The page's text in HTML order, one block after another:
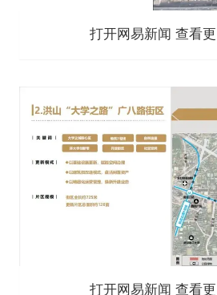
打开网易新闻 查看
打开网易新闻 查看